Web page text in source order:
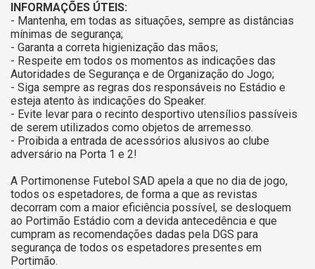
INFORMAÇÕES ÚTEIS:
- Mantenha, em todas as situações, sempre as distâncias
mínimas de segurança;
- Garanta a correta higienização das mãos;
- Respeite em todos os momentos as indicações das
Autoridades de Segurança e de Organização do Jogo;
- Siga sempre as regras dos responsáveis no Estádio e
esteja atento às indicações do Speaker.
- Evite levar para o recinto desportivo utensílios passíveis
de serem utilizados como objetos de arremesso.
- Proibida a entrada de acessórios alusivos ao clube
adversário na Porta 1 e 2!
A Portimonense Futebol SAD apela a que no dia de jogo,
todos os espetadores, de forma a que as revistas
decorram com a maior eficiência possível, se desloquem
ao Portimão Estádio com a devida antecedência e que
cumpram as recomendações dadas pela DGS para
segurança de todos os espetadores presentes em
Portimão.